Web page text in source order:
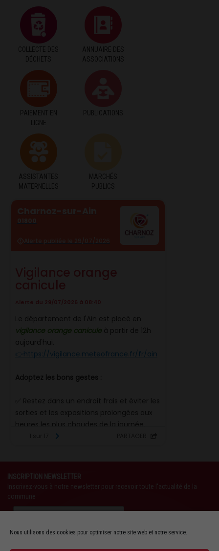
Nous utilisons des cookies pour optimiser notre site web et notre service.
COLLECTE DES
DÉCHETS
ANNUAIRE DES
ASSOCIATIONS
PAIEMENT EN
LIGNE
PUBLICATIONS
ASSISTANTES
MATERNELLES
MARCHÉS
PUBLICS
INSCRIPTION NEWSLETTER
Inscrivez-vous à notre newsletter pour recevoir toute l'actualité de la
commune